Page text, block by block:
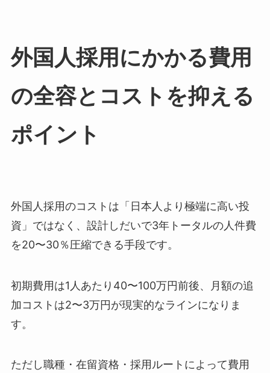
外国人採用にかかる費用
の全容とコストを抑える
ポイント
外国人採用のコストは「日本人より極端に高い投
資」ではなく、設計しだいで3年トータルの人件費
を20〜30％圧縮できる手段です。
初期費用は1人あたり40〜100万円前後、月額の追
加コストは2〜3万円が現実的なラインになりま
す。
ただし職種・在留資格・採用ルートによって費用